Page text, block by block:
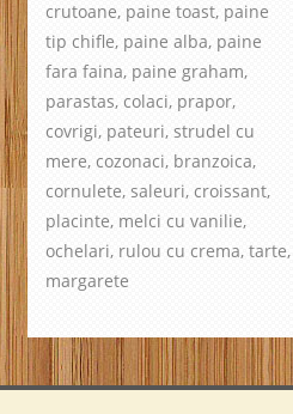
crutoane, paine toast, paine
tip chifle, paine alba, paine
fara faina, paine graham,
parastas, colaci, prapor,
covrigi, pateuri, strudel cu
mere, cozonaci, branzoica,
cornulete, saleuri, croissant,
placinte, melci cu vanilie,
ochelari, rulou cu crema, tarte,
margarete